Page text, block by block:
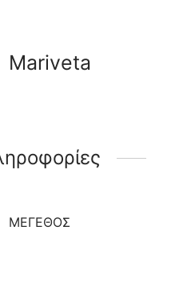
Mariveta
ΜΈΓΕΘΟΣ